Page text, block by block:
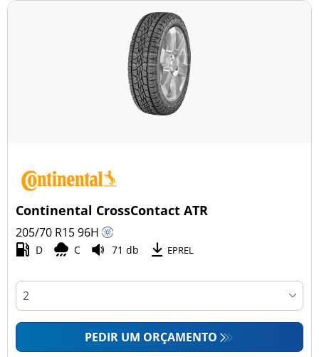
Continental CrossContact ATR
205/70 R1596H
D C 71 db EPREL
PEDIR UM ORÇAMENTO